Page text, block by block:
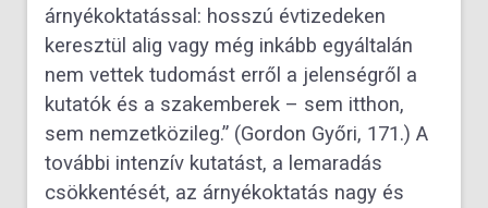
árnyékoktatással: hosszú évtizedeken
keresztül alig vagy még inkább egyáltalán
nem vettek tudomást erről a jelenségről a
kutatók és a szakemberek – sem itthon,
sem nemzetközileg.” (Gordon Győri, 171.) A
további intenzív kutatást, a lemaradás
csökkentését, az árnyékoktatás nagy és